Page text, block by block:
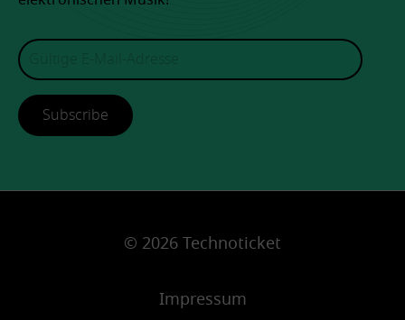
Subscribe
© 2026 Technoticket
Impressum